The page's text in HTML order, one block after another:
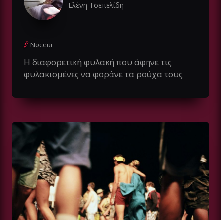
Ελένη Τσεπελίδη
Noceur
Η διαφορετική φυλακή που άφηνε τις
φυλακισμένες να φοράνε τα ρούχα τους